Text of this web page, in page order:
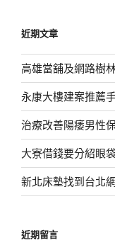
字:
近期文章
高雄當舖及網路樹
永康大樓建案推薦
治療改善陽痿男性
大寮借錢要分紹眼
新北床墊找到台北
近期留言